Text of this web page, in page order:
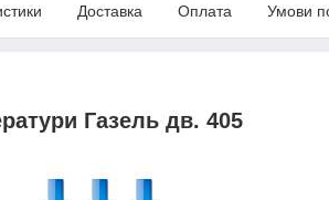
Доставка Оплата Умови
Газель дв. 405